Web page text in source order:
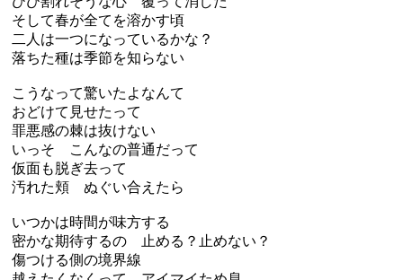
そして春が全てを溶かす頃
二人は一つになっているかな？
落ちた種は季節を知らない
こうなって驚いたよなんて
おどけて見せたって
罪悪感の棘は抜けない
いっそ こんなの普通だって
仮面も脱ぎ去って
汚れた頬 ぬぐい合えたら
いつかは時間が味方する
密かな期待するの 止める？止めない？
傷つける側の境界線